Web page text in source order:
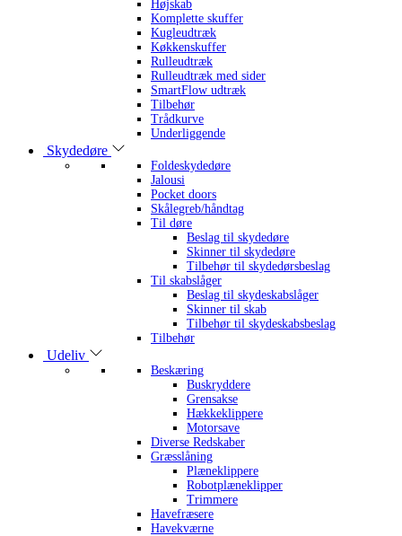
Højskab
Komplette skuffer
Kugleudtræk
Køkkenskuffer
Rulleudtræk
Rulleudtræk med sider
SmartFlow udtræk
Tilbehør
Trådkurve
Underliggende
Skydedøre
Foldeskydedøre
Jalousi
Pocket doors
Skålegreb/håndtag
Til døre
Beslag til skydedøre
Skinner til skydedøre
Tilbehør til skydedørsbeslag
Til skabslåger
Beslag til skydeskabslåger
Skinner til skab
Tilbehør til skydeskabsbeslag
Tilbehør
Udeliv
Beskæring
Buskryddere
Grensakse
Hækkeklippere
Motorsave
Diverse Redskaber
Græsslåning
Plæneklippere
Robotplæneklipper
Trimmere
Havefræsere
Havekværne